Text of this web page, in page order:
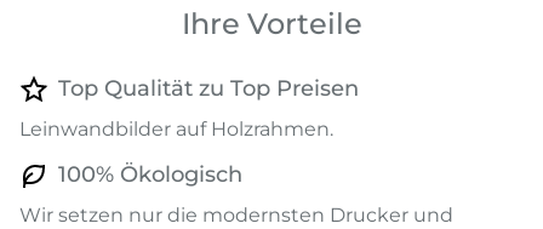
Ihre Vorteile
Top Qualität zu Top Preisen
Leinwandbilder auf Holzrahmen.
100% Ökologisch
Wir setzen nur die modernsten Drucker und